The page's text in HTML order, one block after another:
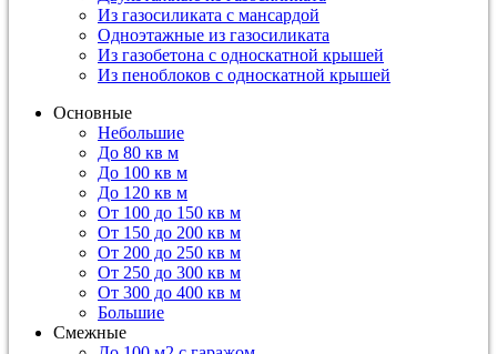
Из газосиликата с мансардой
Одноэтажные из газосиликата
Из газобетона с односкатной крышей
Из пеноблоков с односкатной крышей
Основные
Небольшие
До 80 кв м
До 100 кв м
До 120 кв м
От 100 до 150 кв м
От 150 до 200 кв м
От 200 до 250 кв м
От 250 до 300 кв м
От 300 до 400 кв м
Большие
Смежные